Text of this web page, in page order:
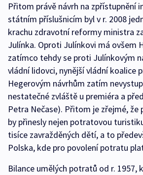
Přitom právě návrh na zpřístupnění
státním příslušnicím byl v r. 2008
krachu zdravotní reformy ministra
Julínka. Oproti Julínkovi má ovšem
zatímco tehdy se proti Julínkovým
vládní lidovci, nynější vládní koalice
Hegerovým návrhům zatím
nestatečné zvláště u premiéra a
Petra Nečase). Přitom je zřejmé,
by přinesly nejen potratovou
tisíce zavražděných dětí, a to
Polska, kde pro povolení potratu
Bilance umělých potratů od r. 1957,